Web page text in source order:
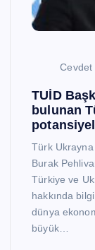
Cevdet
TUİD
bulunan
Türk Ukrayna
Burak
Türkiye ve
hakkında
dünya
büyük…